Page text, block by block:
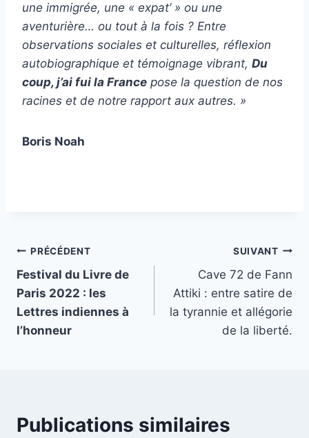
une immigrée, une « expat’ » ou une
aventurière… ou tout à la fois ? Entre
observations sociales et culturelles, réflexion
autobiographique et témoignage vibrant, Du
coup, j’ai fui la France pose la question de nos
racines et de notre rapport aux autres. »
Boris Noah
Navigation
de
l’article
PRÉCÉDENT
Festival du Livre de
Paris 2022 : les
Lettres indiennes à
l’honneur
SUIVANT
Cave 72 de Fann
Attiki : entre satire de
la tyrannie et allégorie
de la liberté.
Publications similaires